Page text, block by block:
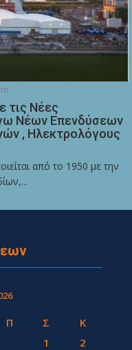
τις Νέες
Νέων Επενδύσεων
, Ηλεκτρολόγους
από το 1950 με την
Π Σ
Κ
1
2